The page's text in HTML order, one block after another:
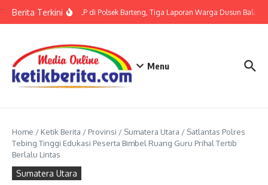
Berita TerkiniTerkait LP di Polsek Barteng, Tiga Laporan Warga Dusun Balaka
Menu
Home / Ketik Berita / Provinsi / Sumatera Utara / Satlantas Polres
Tebing Tinggi Edukasi Peserta Bimbel Ruang Guru Prihal Tertib
Berlalu Lintas
Sumatera Utara